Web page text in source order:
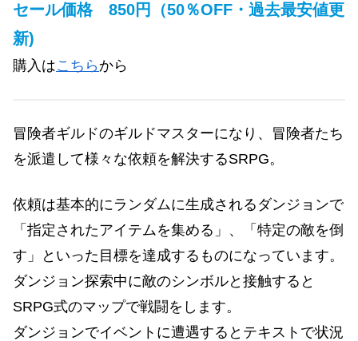
セール価格 850円（50％OFF・過去最安値更
新)
購入はこちらから
冒険者ギルドのギルドマスターになり、冒険者たち
を派遣して様々な依頼を解決するSRPG。
依頼は基本的にランダムに生成されるダンジョンで
「指定されたアイテムを集める」、「特定の敵を倒
す」といった目標を達成するものになっています。
ダンジョン探索中に敵のシンボルと接触すると
SRPG式のマップで戦闘をします。
ダンジョンでイベントに遭遇するとテキストで状況